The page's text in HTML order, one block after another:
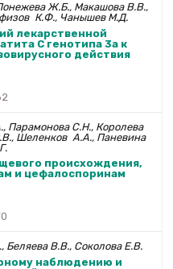
Ж.Б., Мака­шова В.В.,
К.Ф., Чанышев М.Д.
лекарственной
C генотипа 3а к
действия
Парамонова С.Н., Королева
Шеленков А.А., Паневина
происхождения,
и цефалоспоринам
Беляева В.В., Соколова Е.В.
наблюдению и